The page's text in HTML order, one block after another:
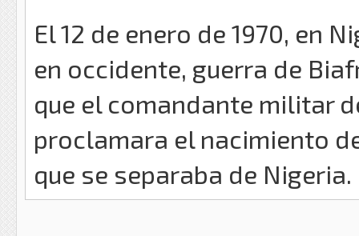
El 12 de enero de 1970, en
en occidente, guerra de
que el comandante militar
proclamara el nacimiento
que se separaba de Nigeria.